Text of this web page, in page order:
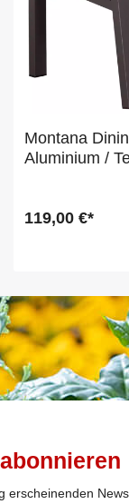
Montana
Aluminium /
119,00 €*